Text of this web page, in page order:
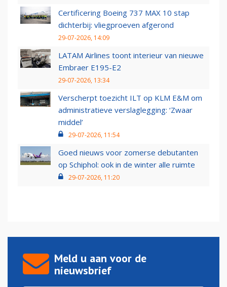
Certificering Boeing 737 MAX 10 stap
dichterbij: vliegproeven afgerond
29-07-2026, 14:09
LATAM Airlines toont interieur van nieuwe
Embraer E195-E2
29-07-2026, 13:34
Verscherpt toezicht ILT op KLM E&M om
administratieve verslaglegging: ‘Zwaar
middel’
29-07-2026, 11:54
Goed nieuws voor zomerse debutanten
op Schiphol: ook in de winter alle ruimte
29-07-2026, 11:20
Meld u aan voor de
nieuwsbrief